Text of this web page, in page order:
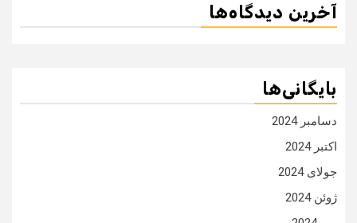
آخرین دیدگاه‌ها
بایگانی‌ها
دسامبر 2024
اکتبر 2024
جولای 2024
ژوئن 2024